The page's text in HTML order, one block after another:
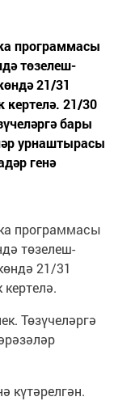
программасы
төзелеш-
21/31
21/30
бары
урнаштырасы
генә
программасы
төзелеш-
21/31
Төзүчеләргә
күтәрелгән.